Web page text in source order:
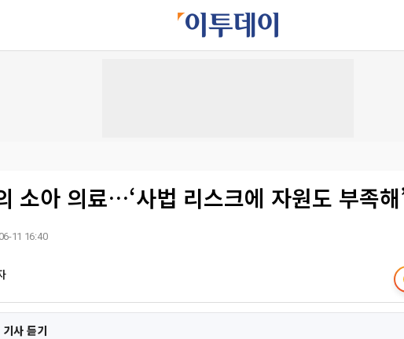
소아 의료…‘사법 리스크에 자원도 부족해
11 16:40
기사 듣기